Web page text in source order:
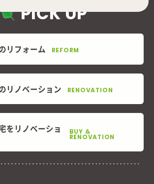
PICK UP
リフォーム REFORM
リノベーション RENOVATION
をリノベーショ BUY &
RENOVATION